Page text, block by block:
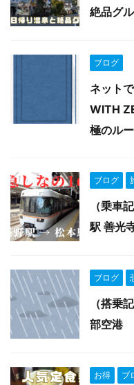
絶品グ
ブログ
ネット
WITH
極のル
ブログ
（乗車
駅 善光
ブログ
（搭乗
部空港
お得 ブ